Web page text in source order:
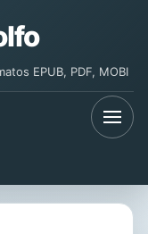
EPUB, PDF, MOBI